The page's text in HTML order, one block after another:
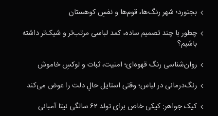
بجنورد؛ شهر رنگ‌ها، قوم‌ها و نفسِ کوهستان
چطور با چند تصمیم ساده، کمد لباسی مرتب‌تر و شیک‌تر داشته
باشیم؟
روان‌شناسی رنگ قهوه‌ای؛ امنیت، ثبات و لوکسِ خاموش
رنگ‌درمانی در لباس؛ وقتی استایل حالِ دلت را عوض می‌کند
کیک جواهر: کیکی خاص برای تولد ۶۲ سالگی نیتا آمبانی